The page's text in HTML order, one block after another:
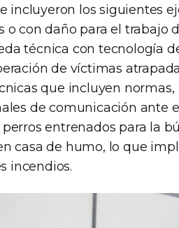
incluyeron los siguientes
con daño para el trabajo
técnica con tecnología
de víctimas
que incluyen normas,
de comunicación ante
entrenados para la
casa de humo, lo que
incendios.